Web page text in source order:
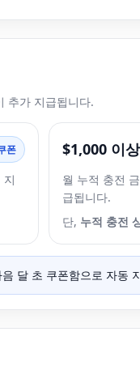
추가 지급됩니다.
폰
지
$1,000 이상
월 누적 충전
급됩니다.
단, 누적 충전
달 초 쿠폰함으로 자동